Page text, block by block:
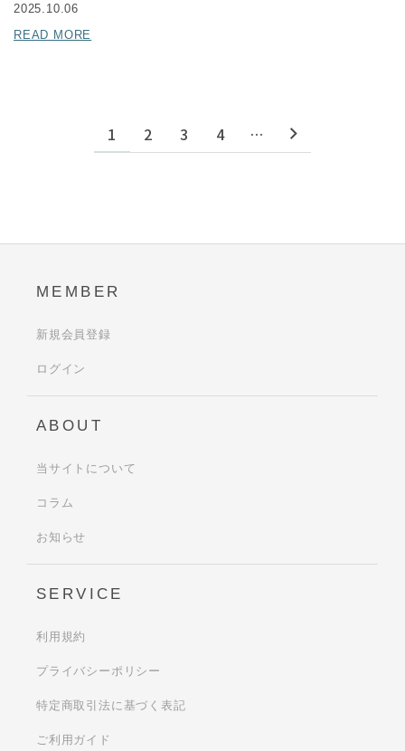
2025.10.06
READ MORE
1 2 3 4 …
MEMBER
新規会員登録
ログイン
ABOUT
当サイトについて
コラム
お知らせ
SERVICE
利用規約
プライバシーポリシー
特定商取引法に基づく表記
ご利用ガイド